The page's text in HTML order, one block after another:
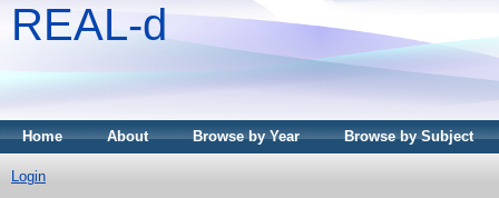
REAL-d
Home About Browse by Year Browse by Subject
Login